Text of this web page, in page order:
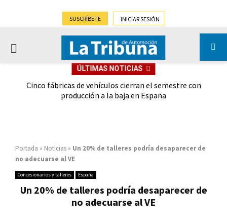
SUSCRÍBETE INICIAR SESIÓN
PRIMARY
ÚLTIMAS NOTICIAS
Cinco fábricas de vehículos cierran el semestre con
producción a la baja en España
Portada » Noticias » Un 20% de talleres podría desaparecer de
no adecuarse al VE
Concesionarios y talleres España
Un 20% de talleres podría desaparecer de
no adecuarse al VE